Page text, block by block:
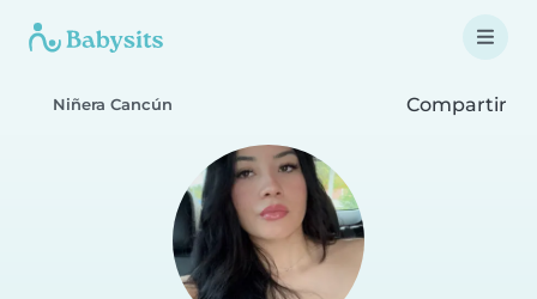
Niñera Cancún Compartir